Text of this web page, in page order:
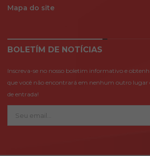
Mapa do site
BOLETÍM DE NOTÍCIAS
Inscreva-se no nosso boletim informativo e
que você não encontrará em nenhum outro lugar
de entrada!